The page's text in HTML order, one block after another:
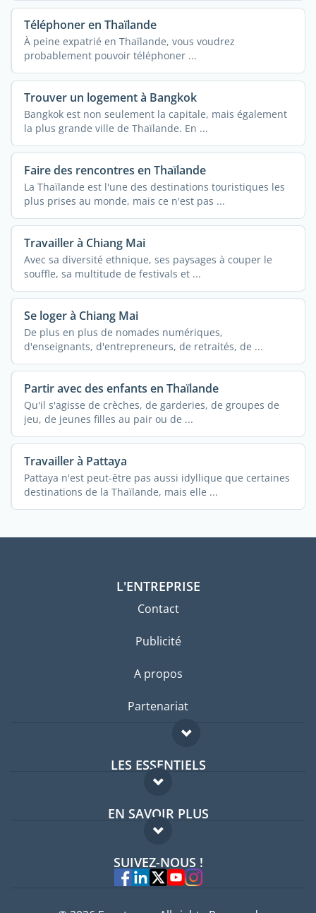
Téléphoner en Thaïlande
À peine expatrié en Thaïlande, vous voudrez
probablement pouvoir téléphoner ...
Trouver un logement à Bangkok
Bangkok est non seulement la capitale, mais également
la plus grande ville de Thaïlande. En ...
Faire des rencontres en Thaïlande
La Thaïlande est l'une des destinations touristiques les
plus prises au monde, mais ce n'est pas ...
Travailler à Chiang Mai
Avec sa diversité ethnique, ses paysages à couper le
souffle, sa multitude de festivals et ...
Se loger à Chiang Mai
De plus en plus de nomades numériques,
d'enseignants, d'entrepreneurs, de retraités, de ...
Partir avec des enfants en Thaïlande
Qu'il s'agisse de crèches, de garderies, de groupes de
jeu, de jeunes filles au pair ou de ...
Travailler à Pattaya
Pattaya n'est peut-être pas aussi idyllique que certaines
destinations de la Thaïlande, mais elle ...
L'ENTREPRISE
Contact
Publicité
A propos
Partenariat
LES ESSENTIELS
Forum expatriés
Guides pays
EN SAVOIR PLUS
FAQ
Experts
SUIVEZ-NOUS !